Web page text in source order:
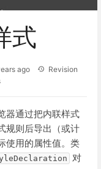
式
ago
Revision
器通过把内联样式
规则后导出（或计
使用的属性值。类
对